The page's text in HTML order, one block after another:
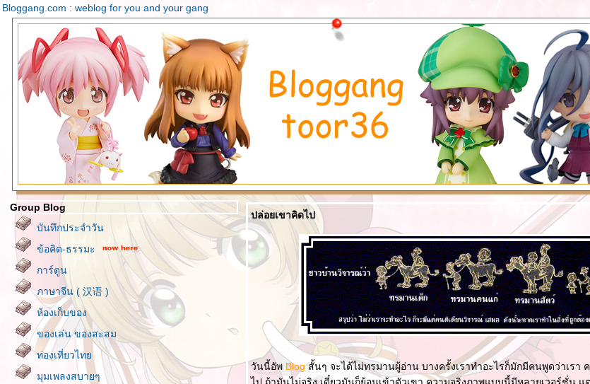
Bloggang.com : weblog for you and your gang
Group Blog
บันทึกประจำวัน
ข้อคิด-ธรรมะ
การ์ตูน
ภาษาจีน ( 汉语 )
ห้องเก็บของ
ของเล่น ของสะสม
ท่องเที่ยวไท
มุมเพลงสบายๆ
ปล่อยเขาคิดไป
วันนี้อัพ Blogสั้นๆ จะได้ไม่ทรมานผู้อ่าน บางครั้งเราทำอะไรก็มักมีคนพูดว่าเรา